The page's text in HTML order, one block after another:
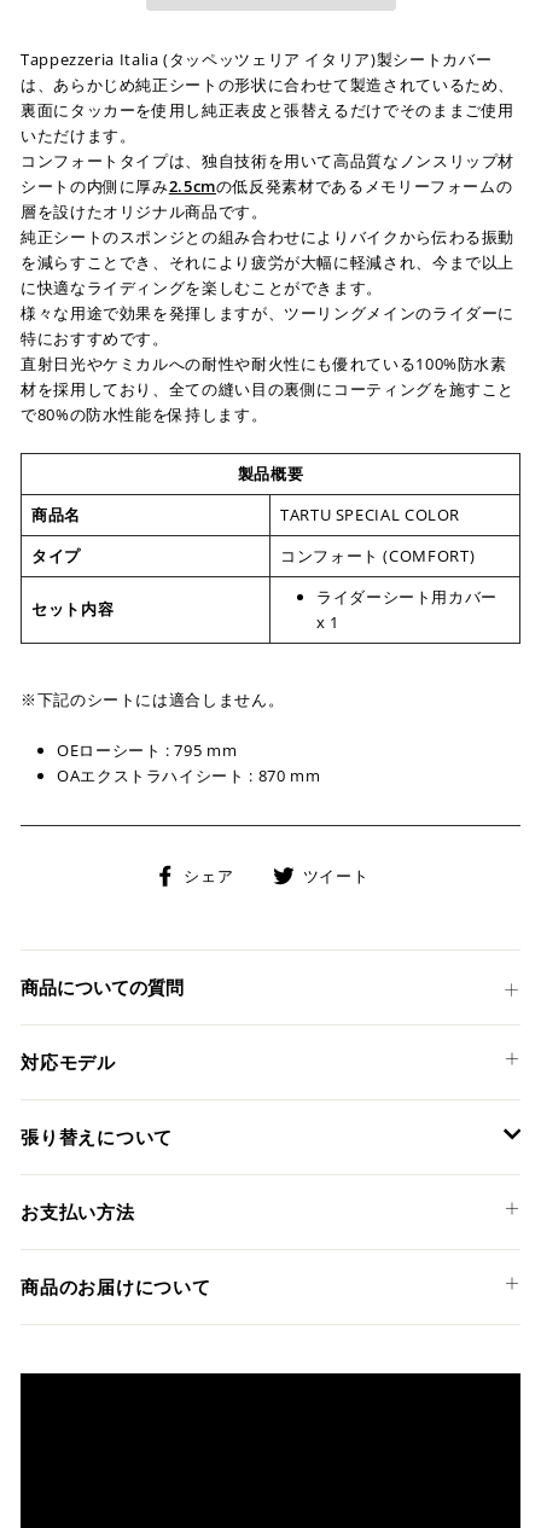
Tappezzeria Italia (タッペッツェリア イタリア)製シートカバー
は、あらかじめ純正シートの形状に合わせて製造されているため、
裏面にタッカーを使用し純正表皮と張替えるだけでそのままご使用
いただけます。
コンフォートタイプは、独自技術を用いて高品質なノンスリップ材
シートの内側に厚み2.5cmの低反発素材であるメモリーフォームの
層を設けたオリジナル商品です。
純正シートのスポンジとの組み合わせによりバイクから伝わる振動
を減らすことでき、それにより疲労が大幅に軽減され、今まで以上
に快適なライディングを楽しむことができます。
様々な用途で効果を発揮しますが、ツーリングメインのライダーに
特におすすめです。
直射日光やケミカルへの耐性や耐火性にも優れている100%防水素
材を採用しており、全ての縫い目の裏側にコーティングを施すこと
で80%の防水性能を保持します。
製品概要
商品名
TARTU SPECIAL COLOR
タイプ
コンフォート (COMFORT)
セット内容
ライダーシート用カバー
x 1
※下記のシートには適合しません。
OEローシート : 795 mm
OAエクストラハイシート : 870 mm
シェア
Facebook
ェ
る
ツイート
稿
商品についての質問
対応モデル
BMW
F 900 XR '19-25
張り替えについて
装着には専門知識のあるディーラーやショップでの作業を推
を承っております。
お支払い方法
クレジットカード
商品のお届けについて